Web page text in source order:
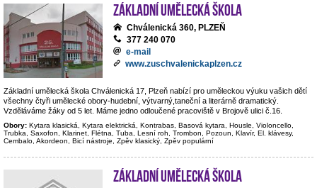
Základní umělecká škola
Chválenická 360, PLZEŇ
377 240 070
e-mail
www.zuschvalenickaplzen.cz
Základní umělecká škola Chválenická 17, Plzeň nabízí pro uměleckou výuku vašich dětí
všechny čtyři umělecké obory-hudební, výtvarný,taneční a literárně dramatický.
Vzděláváme žáky od 5 let. Máme jedno odloučené pracoviště v Brojově ulici č.16.
Obory: Kytara klasická, Kytara elektrická, Kontrabas, Basová kytara, Housle, Violoncello,
Trubka, Saxofon, Klarinet, Flétna, Tuba, Lesní roh, Trombon, Pozoun, Klavír, El. klávesy,
Cembalo, Akordeon, Bicí nástroje, Zpěv klasický, Zpěv populární
Základní umělecká škola